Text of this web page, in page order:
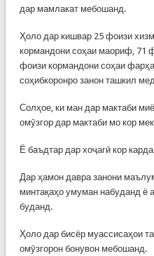
дар мамлакат мебошанд.
Ҳоло дар кишвар 25 фоизи
кормандони соҳаи маориф, 71
фоизи кормандони соҳаи
соҳибкоронро занон ташкил
Солҳое, ки ман дар мактаби
омӯзгор дар мактаби мо кор
Ё баъдтар дар хоҷагӣ кор
Дар ҳамон давра занони
минтақаҳо умуман набуданд ё
буданд.
Ҳоло дар бисёр муассисаҳои
омӯзгорон бонувон мебошанд.